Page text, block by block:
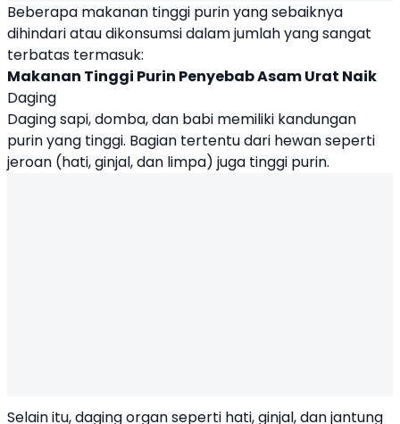
Beberapa makanan tinggi purinyang sebaiknya
dihindari atau dikonsumsi dalam jumlah yang sangat
terbatas termasuk:
Makanan Tinggi Purin Penyebab Asam Urat Naik
Daging
Daging sapi, domba, dan babi memiliki kandungan
purin yang tinggi. Bagian tertentu dari hewan seperti
jeroan (hati, ginjal, dan limpa) juga tinggi purin.
Selain itu, daging organ seperti hati, ginjal, dan jantung